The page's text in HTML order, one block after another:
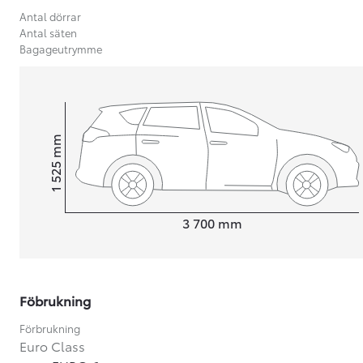
Från 599 900 kr
Nya Corolla Cross
Antal dörrar
Antal säten
Bagageutrymme
3 700 mm
Height1 525
mm
Föbrukning
Förbrukning
Euro Class